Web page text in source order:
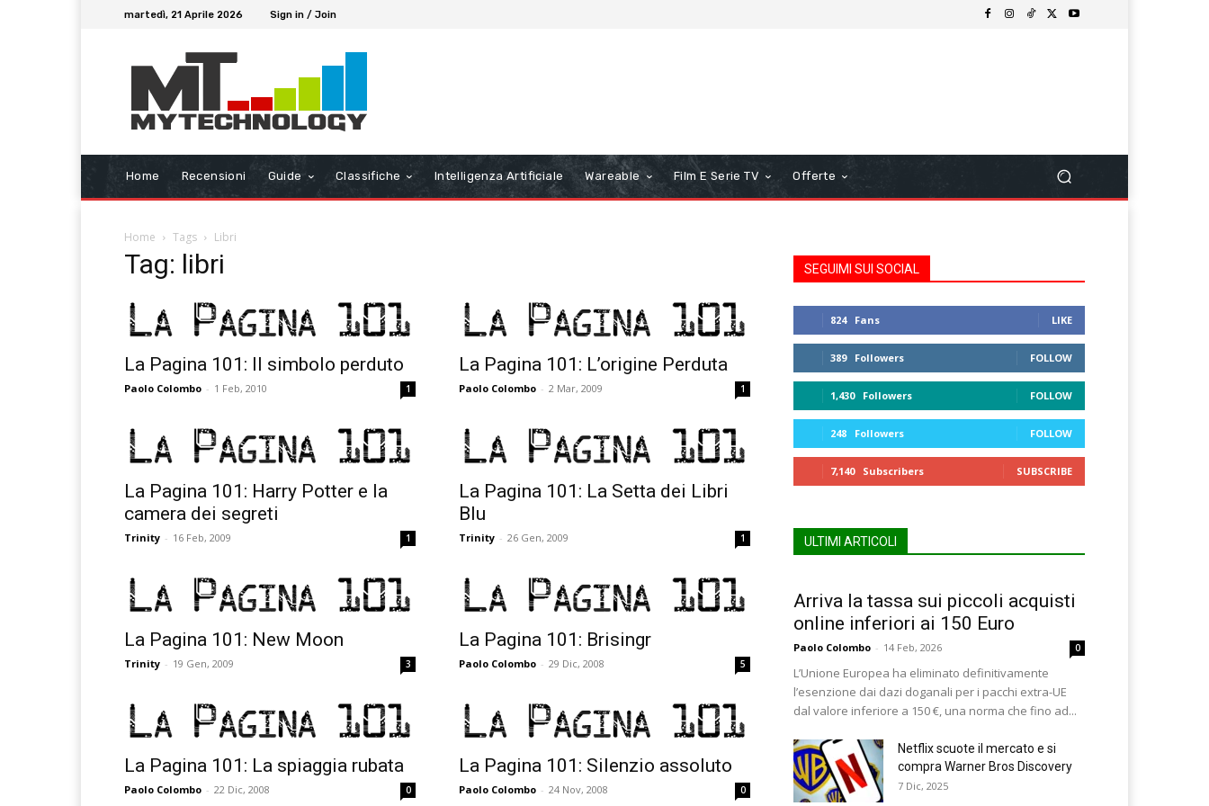
martedì, 21 Aprile 2026 Sign in / Join
Home Recensioni Guide Classifiche Intelligenza Artificiale Wareable Film E Serie TV Offerte
Home Tags Libri
Tag: libri
La Pagina 101: Il simbolo perduto
Paolo Colombo - 1 Feb, 2010 1
La Pagina 101: L’origine Perduta
Paolo Colombo - 2 Mar, 2009 1
La Pagina 101: Harry Potter e la
camera dei segreti
Trinity - 16 Feb, 2009 1
La Pagina 101: La Setta dei Libri
Blu
Trinity - 26 Gen, 2009 1
La Pagina 101: New Moon
Trinity - 19 Gen, 2009 3
La Pagina 101: Brisingr
Paolo Colombo - 29 Dic, 2008 5
La Pagina 101: La spiaggia rubata
Paolo Colombo - 22 Dic, 2008 0
La Pagina 101: Silenzio assoluto
Paolo Colombo - 24 Nov, 2008 0
SEGUIMI SUI SOCIAL
824 Fans LIKE
389 Followers FOLLOW
1,430 Followers FOLLOW
248 Followers FOLLOW
7,140 Subscribers SUBSCRIBE
ULTIMI ARTICOLI
Arriva la tassa sui piccoli acquisti
online inferiori ai 150 Euro
Paolo Colombo - 14 Feb, 2026 0
L’Unione Europea ha eliminato definitivamente
l’esenzione dai dazi doganali per i pacchi extra-UE
dal valore inferiore a 150 €, una norma che fino ad...
Netflix scuote il mercato e si
compra Warner Bros Discovery
7 Dic, 2025